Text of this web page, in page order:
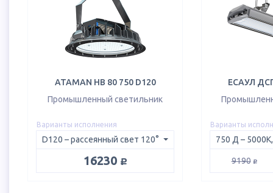
ATAMAN HB 80 750 D120
Промышленный светильник
Варианты исполнения
16230 руб.
ЕСАУЛ
Варианты
9190 руб.